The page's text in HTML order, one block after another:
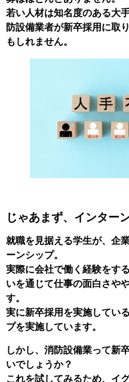
若い人材は知名度のある大
防設備業者が新卒採用に取
もしれません。
じゃあまず、インター
就職を見据える学生が、企
ーンシップ。
実際に会社で働く経験をす
いを通じて仕事の面白さや
す。
実に新卒採用を実施してい
プを実施しています。
しかし、消防設備業って新
いでしょうか？
これを試してみるため、イ